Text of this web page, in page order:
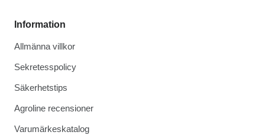
Information
Allmänna villkor
Sekretesspolicy
Säkerhetstips
Agroline recensioner
Varumärkeskatalog